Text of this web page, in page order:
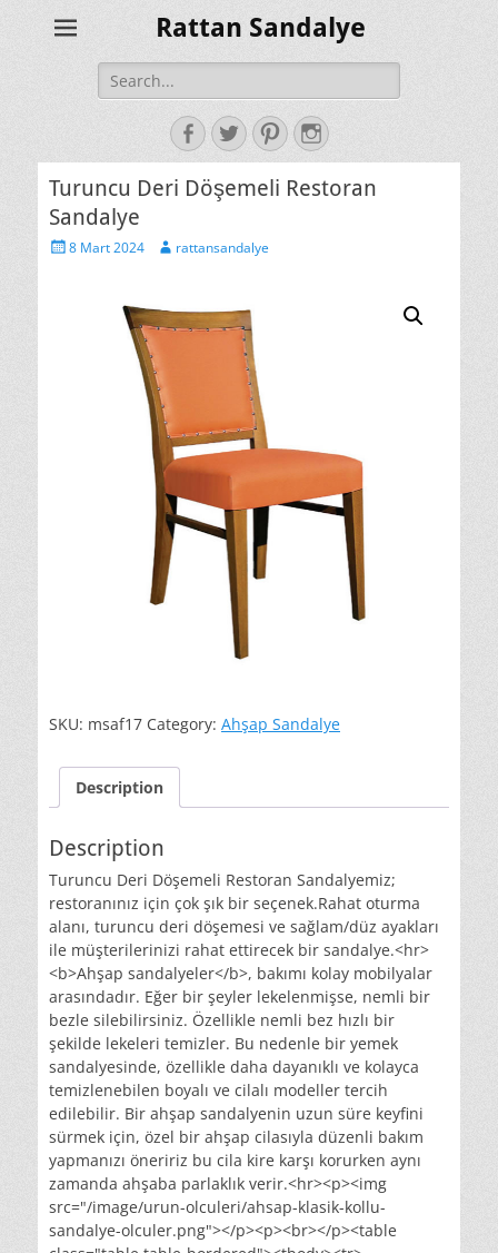
Rattan Sandalye
Search
for:
Facebook
TwitterPinterestInstagram
Turuncu Deri Döşemeli Restoran
Sandalye
Posted8 Mart 2024 Authorrattansandalye
SKU: msaf17 Category: Ahşap Sandalye
Description
Description
Turuncu Deri Döşemeli Restoran Sandalyemiz;
restoranınız için çok şık bir seçenek.Rahat oturma
alanı, turuncu deri döşemesi ve sağlam/düz ayakları
ile müşterilerinizi rahat ettirecek bir sandalye.<hr>
<b>Ahşap sandalyeler</b>, bakımı kolay mobilyalar
arasındadır. Eğer bir şeyler lekelenmişse, nemli bir
bezle silebilirsiniz. Özellikle nemli bez hızlı bir
şekilde lekeleri temizler. Bu nedenle bir yemek
sandalyesinde, özellikle daha dayanıklı ve kolayca
temizlenebilen boyalı ve cilalı modeller tercih
edilebilir. Bir ahşap sandalyenin uzun süre keyfini
sürmek için, özel bir ahşap cilasıyla düzenli bakım
yapmanızı öneririz bu cila kire karşı korurken aynı
zamanda ahşaba parlaklık verir.<hr><p><img
src="/image/urun-olculeri/ahsap-klasik-kollu-
sandalye-olculer.png"></p><p><br></p><table